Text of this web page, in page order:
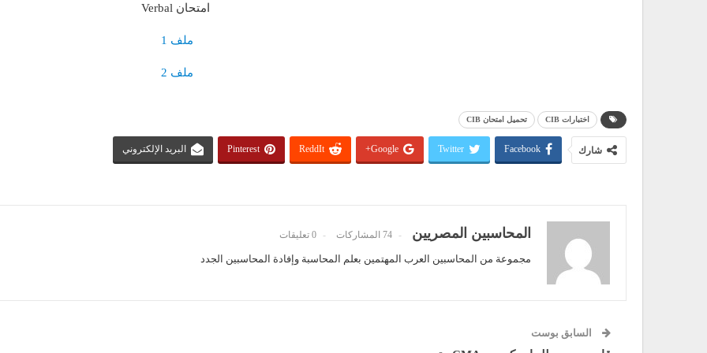
امتحان Verbal
ملف 1
ملف 2
اختبارات CIB تحميل امتحان CIB
شارك Facebook
Twitter
Google+
ReddIt
Pinterest البريد الإلكتروني
المحاسبين المصريين 74 المشاركات 0 تعليقات
مجموعة من المحاسبين العرب المهتمين بعلم المحاسبة وإفادة المحاسبين الجدد
السابق بوست